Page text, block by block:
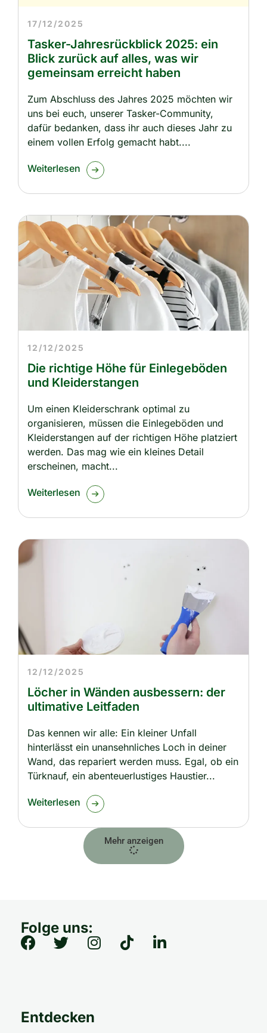
Tasker-Jahresrückblick 2025: ein
Blick zurück auf alles, was wir
gemeinsam erreicht haben
17/12/2025
Zum Abschluss des Jahres 2025 möchten wir
uns bei euch, unserer Tasker-Community,
dafür bedanken, dass ihr auch dieses Jahr zu
einem vollen Erfolg gemacht habt.
Weiterlesen
Die richtige Höhe für Einlegeböden
und Kleiderstangen
12/12/2025
Um einen Kleiderschrank optimal zu
organisieren, müssen die Einlegeböden und
Kleiderstangen auf der richtigen Höhe platziert
werden. Das mag wie ein kleines Detail
erscheinen, macht
Weiterlesen
Löcher in Wänden ausbessern: der
ultimative Leitfaden
12/12/2025
Das kennen wir alle: Ein kleiner Unfall
hinterlässt ein unansehnliches Loch in deiner
Wand, das repariert werden muss. Egal, ob ein
Türknauf, ein abenteuerlustiges Haustier
Weiterlesen
Mehr anzeigen
Folge uns:
Entdecken